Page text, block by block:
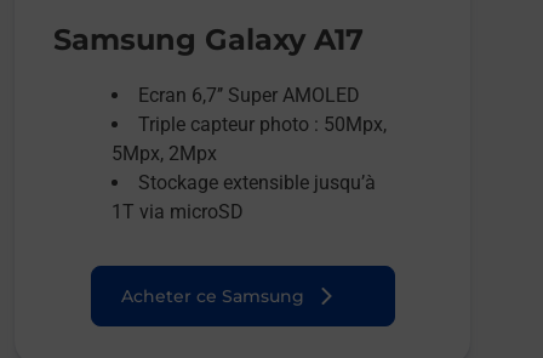
Samsung Galaxy A17
Ecran 6,7’’ Super AMOLED
Triple capteur photo : 50Mpx,
5Mpx, 2Mpx
Stockage extensible jusqu’à
1T via microSD
Acheter ce Samsung